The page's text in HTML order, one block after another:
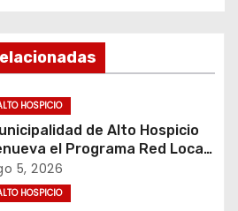
HOSPICIO
de Alto Hospicio
el Programa Red Local
Apoyos y Cuidados
5, 2026
HOSPICIO